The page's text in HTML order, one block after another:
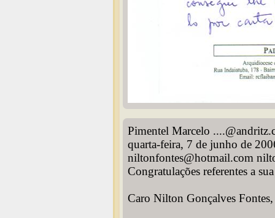
Pimentel Marcelo
quarta-feira, 7 de junho de
niltonfontes@hotmail.com
Congratulações referentes a
Caro Nilton Gonçalves Fontes,